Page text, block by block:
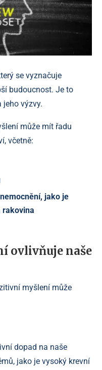
se vyznačuje
budoucnost. Je to
jeho výzvy.
může mít řadu
včetně:
jako je
rakovina
ovlivňuje naše
myšlení může
dopad na naše
jako je vysoký krevní